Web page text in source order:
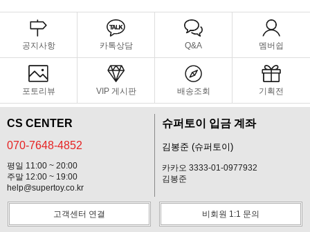
공지사항 카톡상담 Q&A 멤버쉽
포토리뷰 VIP 게시판 배송조회 기획전
CS CENTER
070-7648-4852
평일 11:00 ~ 20:00
주말 12:00 ~ 19:00
help@supertoy.co.kr
슈퍼토이 입금 계좌
김봉준 (슈퍼토이)
카카오 3333-01-0977932
김봉준
고객센터 연결 비회원 1:1 문의